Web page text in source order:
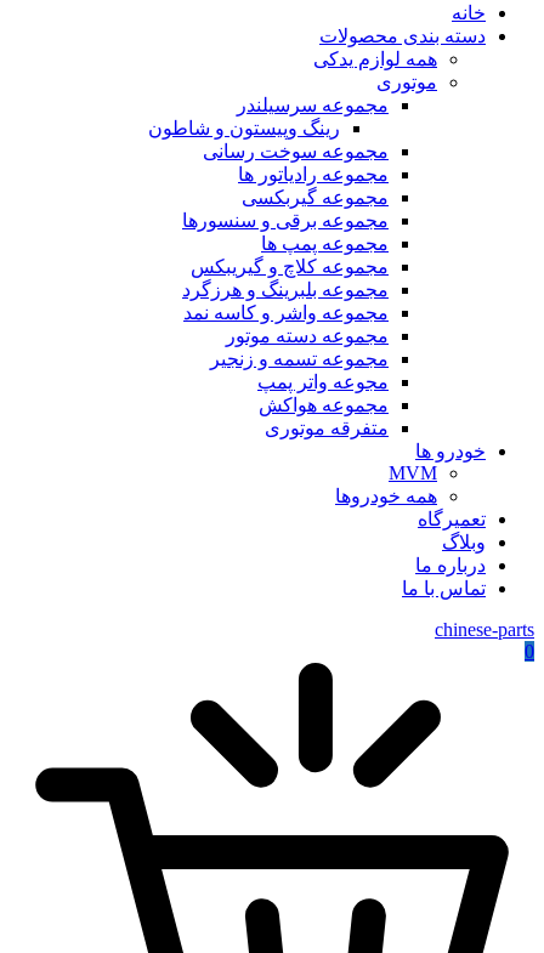
خانه
دسته بندی محصولات
همه لوازم یدکی
موتوری
مجموعه سرسیلندر
رینگ وپیستون و شاطون
مجموعه سوخت رسانی
مجموعه رادیاتور ها
مجموعه گیربکسی
مجموعه برقی و سنسورها
مجموعه پمپ ها
مجموعه کلاچ و گیریبکس
مجموعه بلبرینگ و هرزگرد
مجموعه واشر و کاسه نمد
مجموعه دسته موتور
مجموعه تسمه و زنجیر
مجوعه واتر پمپ
مجموعه هواکش
متفرقه موتوری
خودرو ها
MVM
همه خودروها
تعمیرگاه
وبلاگ
درباره ما
تماس با ما
chinese-parts
0